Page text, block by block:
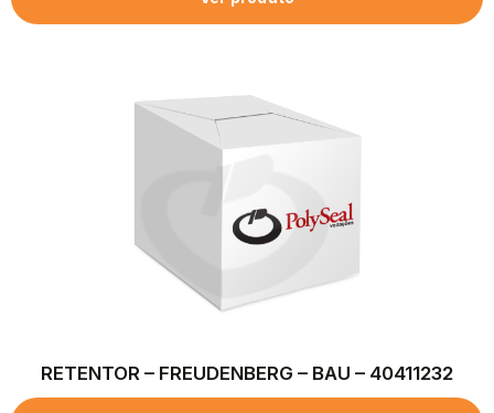
RETENTOR – FREUDENBERG – BAU – 40411232